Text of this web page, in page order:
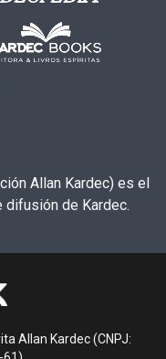
Allan Kardec) es el
de Kardec.
Allan Kardec (CNPJ: